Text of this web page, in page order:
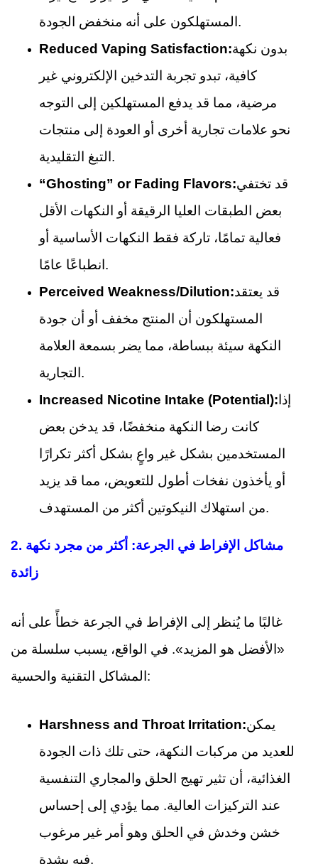
المستهلكون على أنه منخفض الجودة.
Reduced Vaping Satisfaction:بدون نكهة
كافية، تبدو تجربة التدخين الإلكتروني غير
مرضية، مما قد يدفع المستهلكين إلى التوجه
نحو علامات تجارية أخرى أو العودة إلى منتجات
التبغ التقليدية.
“Ghosting” or Fading Flavors:قد تختفي
بعض الطبقات العليا الرقيقة أو النكهات الأقل
فعالية تمامًا، تاركة فقط النكهات الأساسية أو
انطباعًا عامًا.
Perceived Weakness/Dilution:قد يعتقد
المستهلكون أن المنتج مخفف أو أن جودة
النكهة سيئة ببساطة، مما يضر بسمعة العلامة
التجارية.
Increased Nicotine Intake (Potential):إذا
كانت رضا النكهة منخفضًا، قد يدخن بعض
المستخدمين بشكل غير واعٍ بشكل أكثر تكرارًا
أو يأخذون نفخات أطول للتعويض، مما قد يزيد
من استهلاك النيكوتين أكثر من المستهدف.
2. مشاكل الإفراط في الجرعة: أكثر من مجرد نكهة
زائدة
غالبًا ما يُنظر إلى الإفراط في الجرعة خطأً على أنه
«الأفضل هو المزيد». في الواقع، يسبب سلسلة من
المشاكل التقنية والحسية:
Harshness and Throat Irritation:يمكن
للعديد من مركبات النكهة، حتى تلك ذات الجودة
الغذائية، أن تثير تهيج الحلق والمجاري التنفسية
عند التركيزات العالية. مما يؤدي إلى إحساس
خشن وخدش في الحلق وهو أمر غير مرغوب
فيه بشدة.